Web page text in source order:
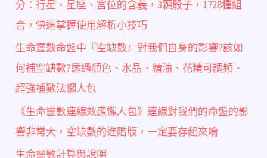
分：行星、星座、宮位的含義，3顆骰子，1728種組
合，快速掌握使用解析小技巧
生命靈數命盤中『空缺數』對我們自身的影響?該如
何補空缺數?透過顏色、水晶、精油、花精可調頻、
超強補數法懶人包
《生命靈數連線效應懶人包》連線對我們的命盤的影
響非常大，空缺數的進階版，一定要存起來唷
生命靈數計算與說明